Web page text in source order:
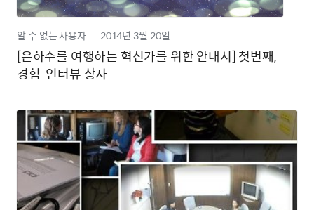
[은하수를 여행하는 혁신가를 위한 안내서] 첫번째,
경험-인터뷰 상자
알 수 없는 사용자―2014년 3월 20일